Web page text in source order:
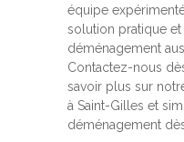
équipe
solution pratique
déménagement
Contactez-nous
savoir plus sur
à Saint-Gilles et
déménagement